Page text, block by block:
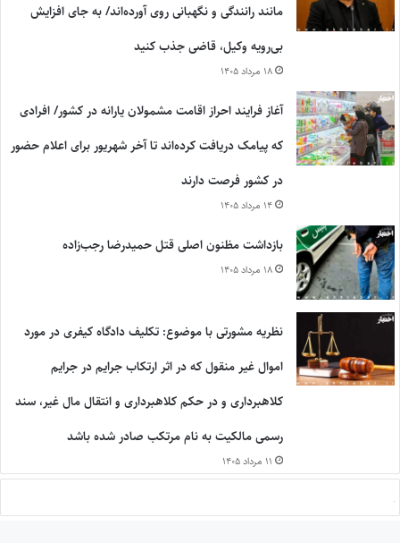
مانند رانندگی و نگهبانی روی آورده‌اند/ به جای افزایش
بی‌رویه وکیل، قاضی جذب کنید
۱۸ مرداد ۱۴۰۵
آغاز فرایند احراز اقامت مشمولان یارانه در کشور/ افرادی
که پیامک دریافت کرده‌اند تا آخر شهریور برای اعلام حضور
در کشور فرصت دارند
۱۴ مرداد ۱۴۰۵
بازداشت مظنون اصلی قتل حمیدرضا رجب‌زاده
۱۸ مرداد ۱۴۰۵
نظریه مشورتی با موضوع: تکلیف دادگاه کیفری در مورد
اموال غیر منقول که در اثر ارتکاب جرایم در جرایم
کلاهبرداری و در حکم کلاهبرداری و انتقال مال غیر، سند
رسمی مالکیت به نام مرتکب صادر شده باشد
۱۱ مرداد ۱۴۰۵